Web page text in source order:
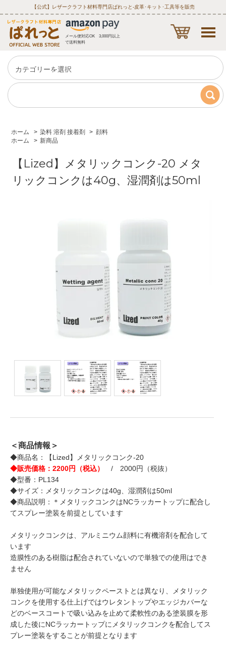
【公式】レザークラフト材料専門店ぱれっと‐皮革･キット･工具等を販売
メール便対応OK 3,000円以上
で送料無料
ホーム > 染料 溶剤 接着剤 > 顔料
ホーム
> 新商品
【Lized】メタリックコンク-20 メタ
リックコンクは40g、湿潤剤は50ml
＜商品情報＞
◆商品名：【Lized】メタリックコンク-20
◆販売価格：2200円（税込）
/ 2000円（税抜）
◆型番：PL134
◆サイズ：メタリックコンクは40g、湿潤剤は50ml
◆商品説明：＊メタリックコンクはNCラッカートップに配合し
てスプレー塗装を前提としています
メタリックコンクは、アルミニウム顔料に有機溶剤を配合して
います
造膜性のある樹脂は配合されていないので単独での使用はでき
ません
単独使用が可能なメタリックペーストとは異なり、メタリック
コンクを使用する仕上げではウレタントップやエッジカバーな
どのベースコートで吸い込みを止めて柔軟性のある塗装膜を形
成した後にNCラッカートップにメタリックコンクを配合してス
プレー塗装をすることが前提となります